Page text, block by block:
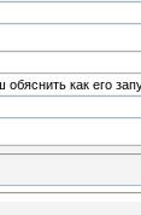
как его